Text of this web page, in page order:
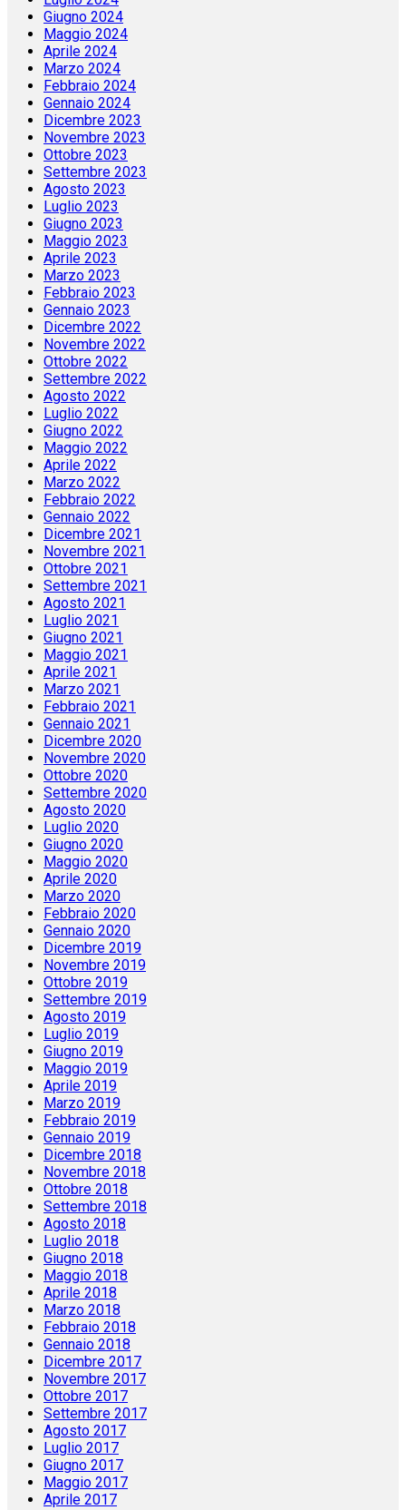
Giugno 2024
Maggio 2024
Aprile 2024
Marzo 2024
Febbraio 2024
Gennaio 2024
Dicembre 2023
Novembre 2023
Ottobre 2023
Settembre 2023
Agosto 2023
Luglio 2023
Giugno 2023
Maggio 2023
Aprile 2023
Marzo 2023
Febbraio 2023
Gennaio 2023
Dicembre 2022
Novembre 2022
Ottobre 2022
Settembre 2022
Agosto 2022
Luglio 2022
Giugno 2022
Maggio 2022
Aprile 2022
Marzo 2022
Febbraio 2022
Gennaio 2022
Dicembre 2021
Novembre 2021
Ottobre 2021
Settembre 2021
Agosto 2021
Luglio 2021
Giugno 2021
Maggio 2021
Aprile 2021
Marzo 2021
Febbraio 2021
Gennaio 2021
Dicembre 2020
Novembre 2020
Ottobre 2020
Settembre 2020
Agosto 2020
Luglio 2020
Giugno 2020
Maggio 2020
Aprile 2020
Marzo 2020
Febbraio 2020
Gennaio 2020
Dicembre 2019
Novembre 2019
Ottobre 2019
Settembre 2019
Agosto 2019
Luglio 2019
Giugno 2019
Maggio 2019
Aprile 2019
Marzo 2019
Febbraio 2019
Gennaio 2019
Dicembre 2018
Novembre 2018
Ottobre 2018
Settembre 2018
Agosto 2018
Luglio 2018
Giugno 2018
Maggio 2018
Aprile 2018
Marzo 2018
Febbraio 2018
Gennaio 2018
Dicembre 2017
Novembre 2017
Ottobre 2017
Settembre 2017
Agosto 2017
Luglio 2017
Giugno 2017
Maggio 2017
Aprile 2017